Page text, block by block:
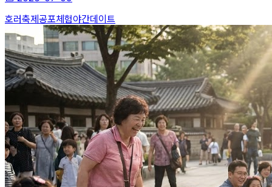
호러축제공포체험야간데이트